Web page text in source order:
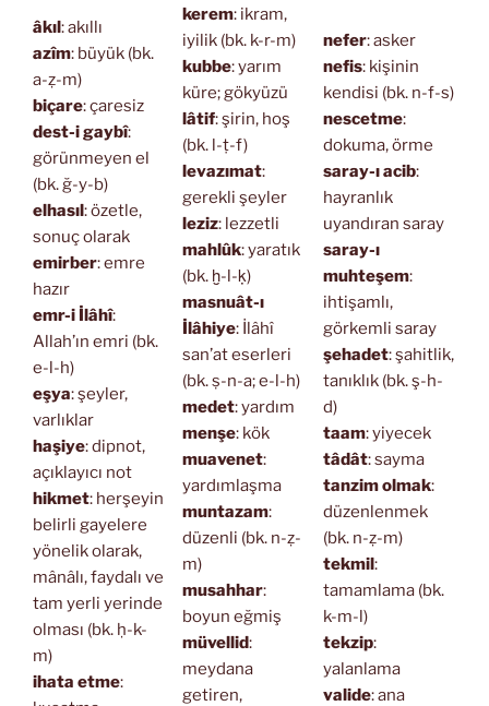
âkıl : akıllı
azîm: büyük (bk.
a-ẓ-m)
biçare: çaresiz
dest-i gaybî:
görünmeyen el
(bk. ğ-y-b)
elhasıl : özetle,
sonuç olarak
emirber: emre
hazır
emr-i İlâhî:
Allah’ın emri (bk.
e-l-h)
eşya: şeyler,
varlıklar
haşiye: dipnot,
açıklayıcı not
hikmet: herşeyin
belirli gayelere
yönelik olarak,
mânâlı, faydalı ve
tam yerli yerinde
olması (bk. ḥ-k-
m)
ihata etme:
kerem: ikram,
iyilik (bk. k-r-m)
kubbe: yarım
küre; gökyüzü
lâtif: şirin, hoş
(bk. l-ṭ-f)
levazımat:
gerekli şeyler
leziz: lezzetli
mahlûk: yaratık
(bk. ḫ-l-ḳ)
masnuât-ı
İlâhiye: İlâhî
san’at eserleri
(bk. ṣ-n-a; e-l-h)
medet: yardım
menşe: kök
muavenet:
yardımlaşma
muntazam:
düzenli (bk. n-ẓ-
m)
musahhar:
boyun eğmiş
müvellid:
meydana
getiren,
nefer: asker
nefis: kişinin
kendisi (bk. n-f-s)
nescetme:
dokuma, örme
saray-ı acib:
hayranlık
uyandıran saray
saray-ı
muhteşem:
ihtişamlı,
görkemli saray
şehadet: şahitlik,
tanıklık (bk. ş-h-
d)
taam: yiyecek
tâdât: sayma
tanzim olmak:
düzenlenmek
(bk. n-ẓ-m)
tekmil :
tamamlama (bk.
k-m-l)
tekzip:
yalanlama
valide: ana